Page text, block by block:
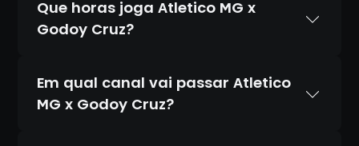
Que horas joga Atletico MG x
Godoy Cruz?
Em qual canal vai passar Atletico
MG x Godoy Cruz?